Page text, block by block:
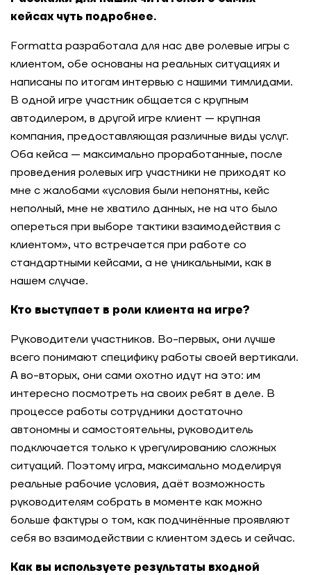
кейсах чуть подробнее.
Formatta разработала для нас две ролевые игры с
клиентом, обе основаны на реальных ситуациях и
написаны по итогам интервью с нашими тимлидами.
В одной игре участник общается с крупным
автодилером, в другой игре клиент — крупная
компания, предоставляющая различные виды услуг.
Оба кейса — максимально проработанные, после
проведения ролевых игр участники не приходят ко
мне с жалобами «условия были непонятны, кейс
неполный, мне не хватило данных, не на что было
опереться при выборе тактики взаимодействия с
клиентом», что встречается при работе со
стандартными кейсами, а не уникальными, как в
нашем случае.
Кто выступает в роли клиента на игре?
Руководители участников. Во-первых, они лучше
всего понимают специфику работы своей вертикали.
А во-вторых, они сами охотно идут на это: им
интересно посмотреть на своих ребят в деле. В
процессе работы сотрудники достаточно
автономны и самостоятельны, руководитель
подключается только к урегулированию сложных
ситуаций. Поэтому игра, максимально моделируя
реальные рабочие условия, даёт возможность
руководителям собрать в моменте как можно
больше фактуры о том, как подчинённые проявляют
себя во взаимодействии с клиентом здесь и сейчас.
Как вы используете результаты входной